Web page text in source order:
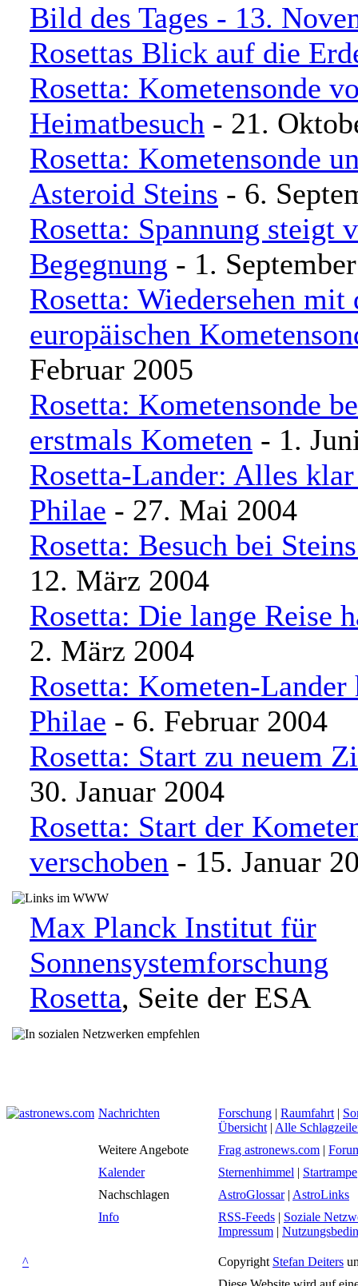
Bild des Tages - 13.
Rosettas Blick auf die
Rosetta: Kometensonde
Heimatbesuch - 21.
Rosetta: Kometensonde
Asteroid Steins - 6.
Rosetta: Spannung steigt
Begegnung - 1.
Rosetta: Wiedersehen mit
europäischen
Februar 2005
Rosetta: Kometensonde
erstmals Kometen - 1.
Rosetta-Lander: Alles
Philae - 27. Mai 2004
Rosetta: Besuch bei
12. März 2004
Rosetta: Die lange Reise
2. März 2004
Rosetta: Kometen-
Philae - 6. Februar 2004
Rosetta: Start zu neuem
30. Januar 2004
Rosetta: Start der
verschoben - 15. Januar
Max Planck Institut für
Sonnensystemforschung
Rosetta, Seite der ESA
Nachrichten Forschung | Raumfahrt |
Übersicht | Alle
Weitere Angebote
Frag astronews.com |
Kalender
Sternenhimmel | Startrampe
Nachschlagen
AstroGlossar| AstroLinks
Info
RSS-Feeds | Soziale
Impressum |
^ Copyright Stefan Deiters